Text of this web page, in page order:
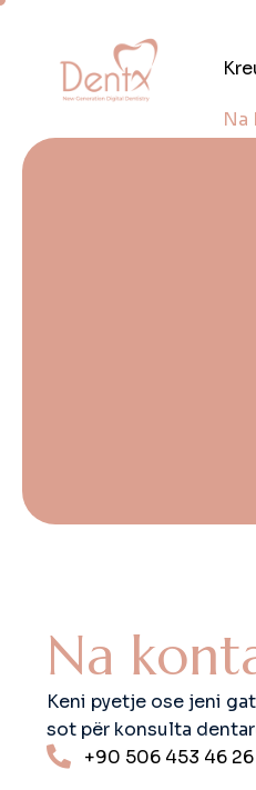
Na
Na kont
Keni pyetje ose jeni
sot për konsulta
+90 506 453 46 26